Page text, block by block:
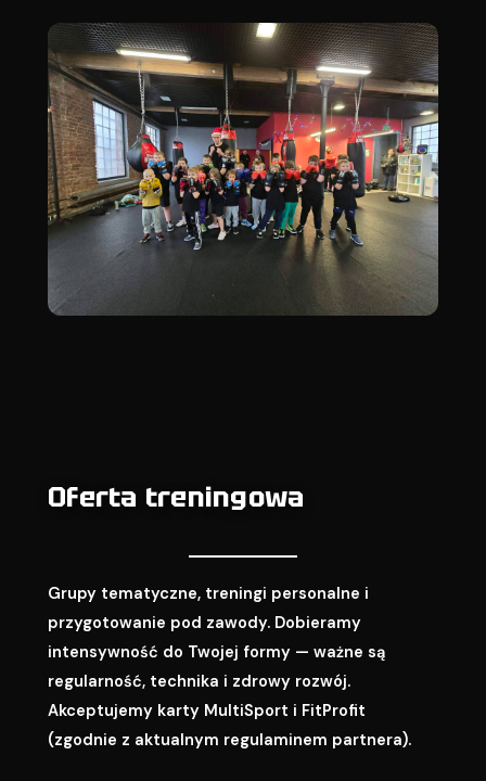
Oferta treningowa
Grupy tematyczne, treningi personalne i
przygotowanie pod zawody. Dobieramy
intensywność do Twojej formy — ważne są
regularność, technika i zdrowy rozwój.
Akceptujemy karty MultiSport i FitProfit
(zgodnie z aktualnym regulaminem partnera).